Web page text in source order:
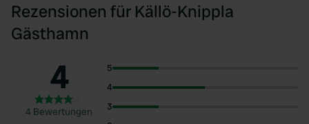
Rezensionen für Källö-Knippla
Gästhamn
4
4 Bewertungen
5
4
3